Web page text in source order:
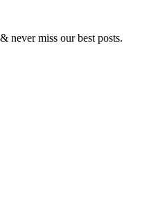
never miss our best posts.